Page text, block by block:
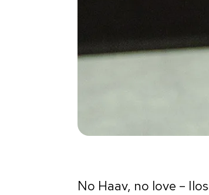
No Haav, no love –